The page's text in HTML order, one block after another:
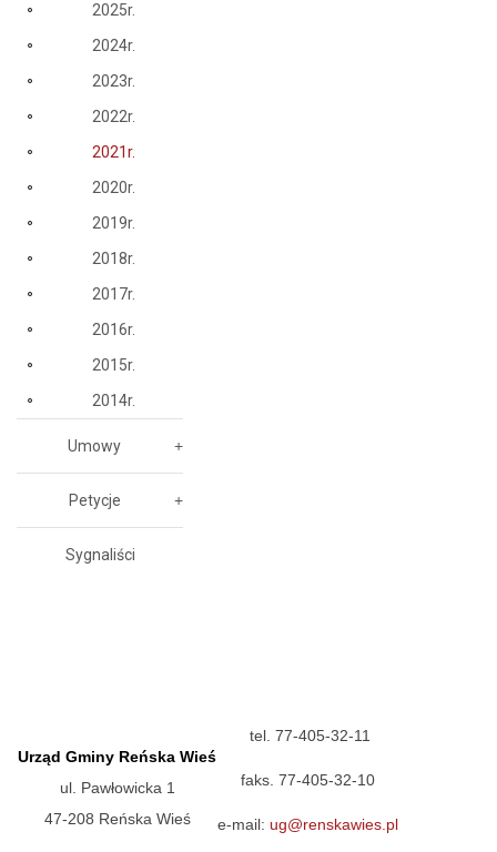
2025r.
2024r.
2023r.
2022r.
2021r.
2020r.
2019r.
2018r.
2017r.
2016r.
2015r.
2014r.
Umowy
Petycje
Sygnaliści
Urząd Gminy Reńska Wieś
ul. Pawłowicka 1
47-208 Reńska Wieś
tel. 77-405-32-11
faks. 77-405-32-10
e-mail: ug@renskawies.pl